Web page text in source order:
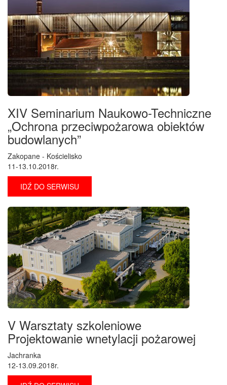
XIV Seminarium Naukowo-Techniczne
„Ochrona przeciwpożarowa obiektów
budowlanych”
Zakopane - Kościelisko
11-13.10.2018r.
IDŹ DO SERWISU
V Warsztaty szkoleniowe
Projektowanie wnetylacji pożarowej
Jachranka
12-13.09.2018r.